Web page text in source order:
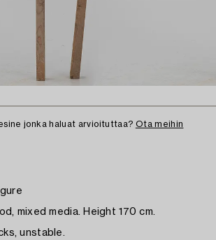
jonka haluat arvioituttaa? Ota meihin
mixed media. Height 170 cm.
unstable.